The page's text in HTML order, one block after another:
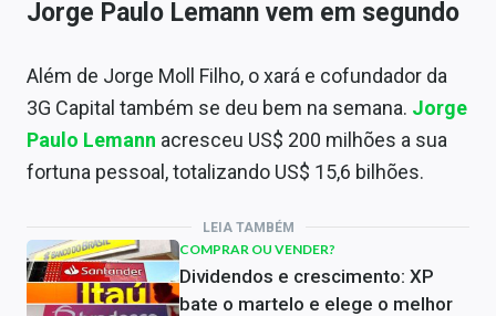
Jorge Paulo Lemann vem em segundo
Além de Jorge Moll Filho, o xará e cofundador da
3G Capital também se deu bem na semana. Jorge
Paulo Lemann acresceu US$ 200 milhões a sua
fortuna pessoal, totalizando US$ 15,6 bilhões.
LEIA TAMBÉM
COMPRAR OU VENDER?
Dividendos e crescimento: XP
bate o martelo e elege o melhor